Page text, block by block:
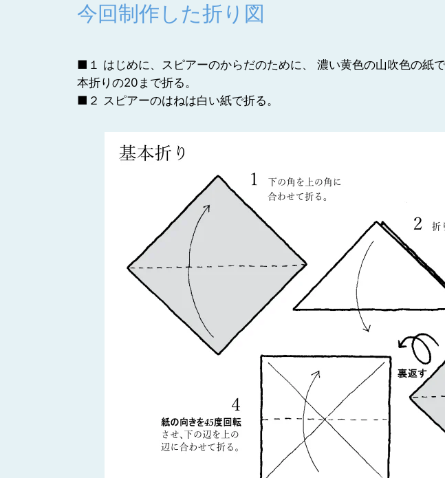
今回制作した折り図
■１ はじめに、スピアーのからだのために、 濃い黄色の山吹色の紙
本折りの20まで折る。
■２ スピアーのはねは白い紙で折る。